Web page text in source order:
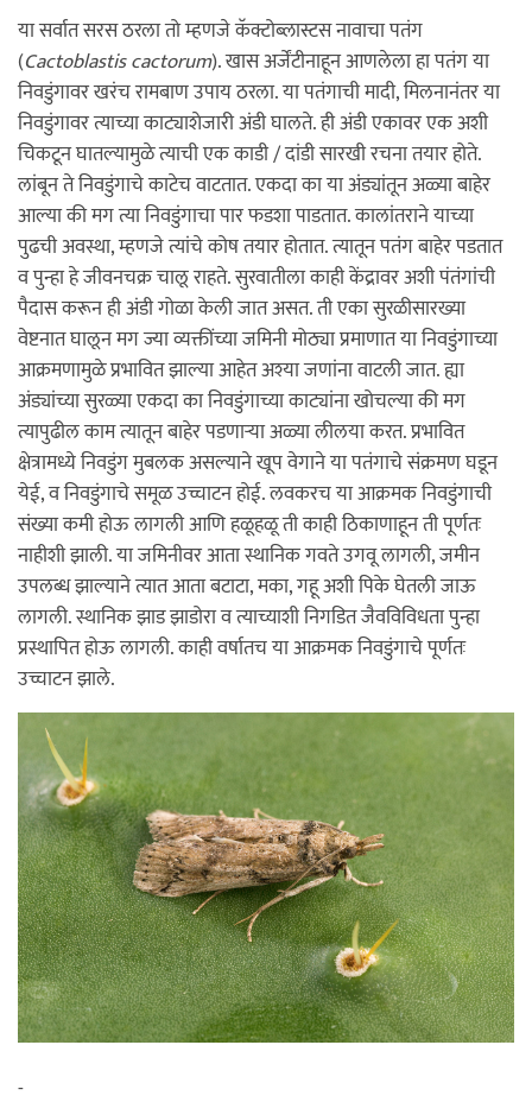
या सर्वात सरस ठरला तो म्हणजे कॅक्टोब्लास्टस नावाचा पतंग
(Cactoblastis cactorum). खास अर्जेंटीनाहून आणलेला हा पतंग या
निवडुंगावर खरंच रामबाण उपाय ठरला. या पतंगाची मादी, मिलनानंतर या
निवडुंगावर त्याच्या काट्याशेजारी अंडी घालते. ही अंडी एकावर एक अशी
चिकटून घातल्यामुळे त्याची एक काडी / दांडी सारखी रचना तयार होते.
लांबून ते निवडुंगाचे काटेच वाटतात. एकदा का या अंड्यांतून अळ्या बाहेर
आल्या की मग त्या निवडुंगाचा पार फडशा पाडतात. कालांतराने याच्या
पुढची अवस्था, म्हणजे त्यांचे कोष तयार होतात. त्यातून पतंग बाहेर पडतात
व पुन्हा हे जीवनचक्र चालू राहते. सुरवातीला काही केंद्रावर अशी पंतंगांची
पैदास करून ही अंडी गोळा केली जात असत. ती एका सुरळीसारख्या
वेष्टनात घालून मग ज्या व्यक्तींच्या जमिनी मोठ्या प्रमाणात या निवडुंगाच्या
आक्रमणामुळे प्रभावित झाल्या आहेत अश्या जणांना वाटली जात. ह्या
अंड्यांच्या सुरळ्या एकदा का निवडुंगाच्या काट्यांना खोचल्या की मग
त्यापुढील काम त्यातून बाहेर पडणाऱ्या अळ्या लीलया करत. प्रभावित
क्षेत्रामध्ये निवडुंग मुबलक असल्याने खूप वेगाने या पतंगाचे संक्रमण घडून
येई, व निवडुंगाचे समूळ उच्चाटन होई. लवकरच या आक्रमक निवडुंगाची
संख्या कमी होऊ लागली आणि हळूहळू ती काही ठिकाणाहून ती पूर्णतः
नाहीशी झाली. या जमिनीवर आता स्थानिक गवते उगवू लागली, जमीन
उपलब्ध झाल्याने त्यात आता बटाटा, मका, गहू अशी पिके घेतली जाऊ
लागली. स्थानिक झाड झाडोरा व त्याच्याशी निगडित जैवविविधता पुन्हा
प्रस्थापित होऊ लागली. काही वर्षातच या आक्रमक निवडुंगाचे पूर्णतः
उच्चाटन झाले.
-